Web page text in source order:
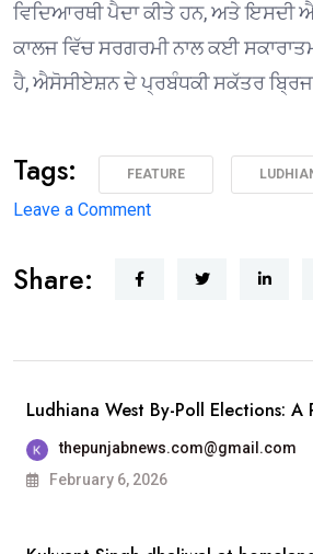
ਵਿਦਿਆਰਥੀ ਪੈਦਾ ਕੀਤੇ ਹਨ, ਅਤੇ ਇਸਦੀ
ਕਾਲਜ ਵਿੱਚ ਸਰਗਰਮੀ ਨਾਲ ਕਈ
ਹੈ, ਐਸੋਸੀਏਸ਼ਨ ਦੇ ਪ੍ਰਬੰਧਕੀ ਸਕੱਤਰ
Tags: FEATURE
Leave a Commenton
ਦੀ
ਗੋਲਡਨ
Share:
Ludhiana West By-Poll Elections: A
thepunjabnews.com@gmail.com
February 6, 2026